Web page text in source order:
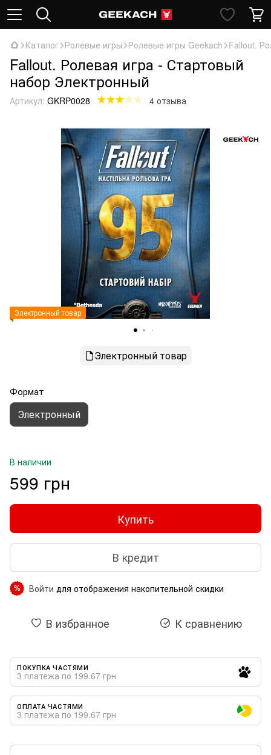
Каталог Ролевые игры Ролевые игры Geekach Fallout.
Fallout. Ролевая игра - Стартовый
набор Электронный
Артикул: GKRP0028 4 отзыва
Электронный товар
Электронный товар
Формат
Электронный
В наличии
599 грн
Купить
В кредит
% Войти для отображения накопительной скидки
В избранное К сравнению
ПОКУПКА ЧАСТЯМИ
3 платежа по 199.67 грн
ОПЛАТА ЧАСТЯМИ
3 платежа по 199.67 грн